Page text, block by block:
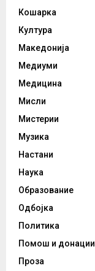
Кошарка
Култура
Македонија
Медиуми
Медицина
Мисли
Мистерии
Музика
Настани
Наука
Образование
Одбојка
Политика
Помош и донации
Проза